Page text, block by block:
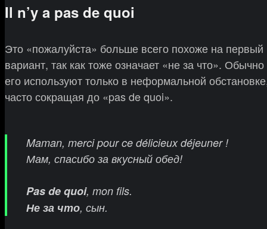
Il n’y a pas de quoi
Это «пожалуйста» больше всего похоже на первый
вариант, так как тоже означает «не за что». Обычно
его используют только в неформальной
часто сокращая до «pas de quoi».
Maman, merci pour ce délicieux déjeuner !
Мам, спасибо за вкусный обед!
Pas de quoi, mon fils.
Не за что, сын.